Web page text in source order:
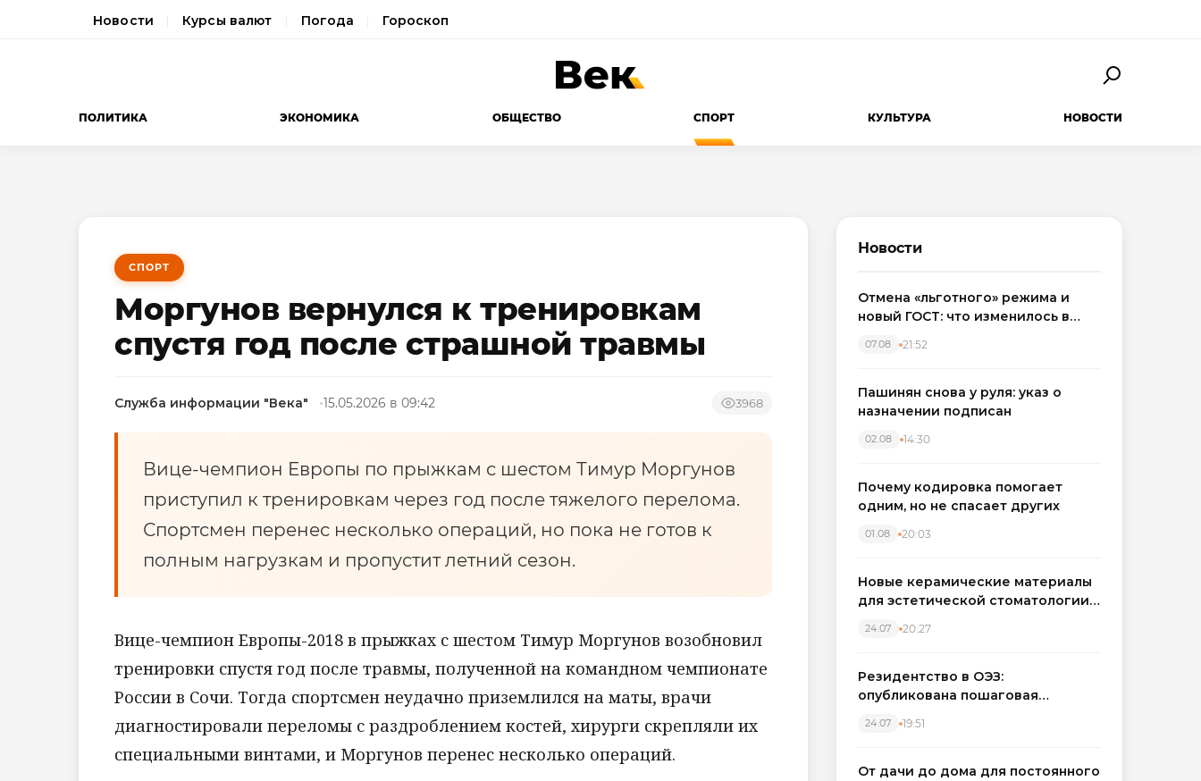
Новости Курсы валют Погода Гороскоп
ПОЛИТИКА ЭКОНОМИКА ОБЩЕСТВО СПОРТ КУЛЬТУРА НОВОСТИ
СПОРТ
Моргунов вернулся к тренировкам
спустя год после страшной травмы
Служба информации "Века" 15.05.2026 в 09:42 3968
Вице-чемпион Европы по прыжкам с шестом Тимур Моргунов
приступил к тренировкам через год после тяжелого перелома.
Спортсмен перенес несколько операций, но пока не готов к
полным нагрузкам и пропустит летний сезон.
Вице-чемпион Европы-2018 в прыжках с шестом Тимур Моргунов возобновил
тренировки спустя год после травмы, полученной на командном чемпионате
России в Сочи. Тогда спортсмен неудачно приземлился на маты, врачи
диагностировали переломы с раздроблением костей, хирурги скрепляли их
специальными винтами, и Моргунов перенес несколько операций.
Новости
Отмена «льготного» режима и
новый ГОСТ: что изменилось в
07.08 21:52
Пашинян снова у руля: указ о
назначении подписан
02.08 14:30
Почему кодировка помогает
одним, но не спасает других
01.08 20:03
Новые керамические материалы
для эстетической стоматологии
24.07 20:27
Резидентство в ОЭЗ:
опубликована пошаговая
налоговых льгот для инвесторов
24.07 19:51
От дачи до дома для постоянного